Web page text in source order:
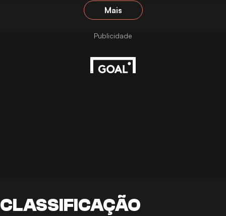
Mais
CLASSIFICAÇÃO